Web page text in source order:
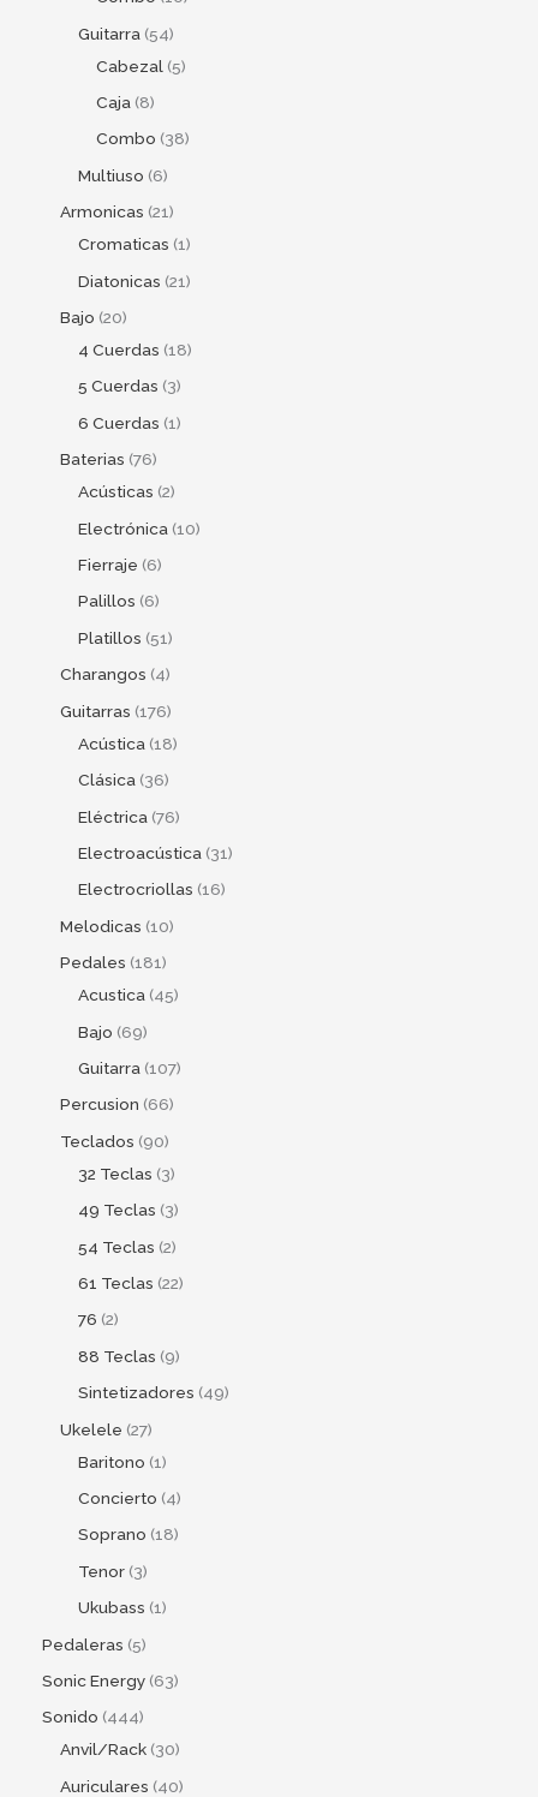
Guitarra 54
Cabezal 5
Caja 8
Combo 38
Multiuso 6
Armonicas 21
Cromaticas 1
Diatonicas 21
Bajo 20
4 Cuerdas 18
5 Cuerdas 3
6 Cuerdas 1
Baterias 76
Acústicas 2
Electrónica 10
Fierraje 6
Palillos 6
Platillos 51
Charangos 4
Guitarras 176
Acústica 18
Clásica 36
Eléctrica 76
Electroacústica 31
Electrocriollas 16
Melodicas 10
Pedales 181
Acustica 45
Bajo 69
Guitarra 107
Percusion 66
Teclados 90
32 Teclas 3
49 Teclas 3
54 Teclas 2
61 Teclas 22
76 2
88 Teclas 9
Sintetizadores 49
Ukelele 27
Baritono 1
Concierto 4
Soprano 18
Tenor 3
Ukubass 1
Pedaleras 5
Sonic Energy 63
Sonido 444
Anvil/Rack 30
Auriculares 40